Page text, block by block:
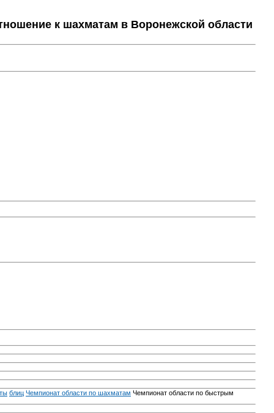
к шахматам в Воронежской области
блиц Чемпионат области по шахматам Чемпионат области по быстрым